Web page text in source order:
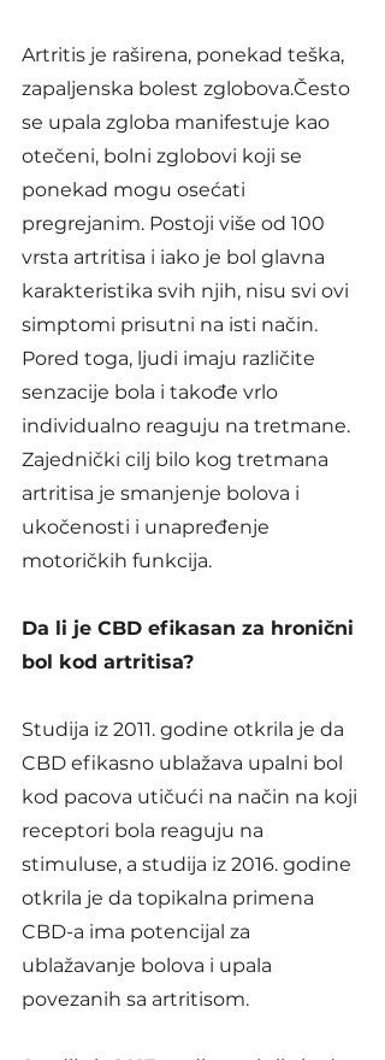
Artritis je raširena, ponekad teška,
zapaljenska bolest zglobova.Često
se upala zgloba manifestuje kao
otečeni, bolni zglobovi koji se
ponekad mogu osećati
pregrejanim. Postoji više od 100
vrsta artritisa i iako je bol glavna
karakteristika svih njih, nisu svi ovi
simptomi prisutni na isti način.
Pored toga, ljudi imaju različite
senzacije bola i takođe vrlo
individualno reaguju na tretmane.
Zajednički cilj bilo kog tretmana
artritisa je smanjenje bolova i
ukočenosti i unapređenje
motoričkih funkcija.
Da li je CBD efikasan za hronični
bol kod artritisa?
Studija iz 2011. godine otkrila je da
CBD efikasno ublažava upalni bol
kod pacova utičući na način na koji
receptori bola reaguju na
stimuluse, a studija iz 2016. godine
otkrila je da topikalna primena
CBD-a ima potencijal za
ublažavanje bolova i upala
povezanih sa artritisom.